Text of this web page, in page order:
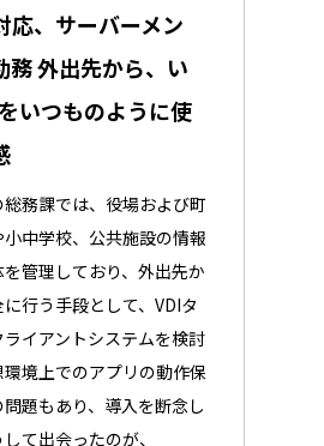
応、サーバーメン
務 外出先から、い
いつものように使
務課では、役場および町
中学校、公共施設の情報
管理しており、外出先か
行う手段として、VDIタ
イアントシステムを検討
環境上でのアプリの動作保
題もあり、導入を断念し
て出会ったのが、